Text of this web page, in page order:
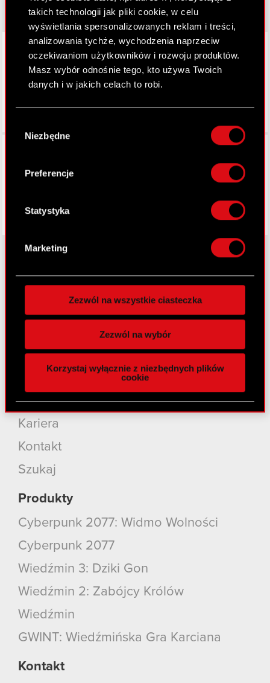
takich technologii jak pliki cookie, w celu
wyświetlania spersonalizowanych reklam i treści,
analizowania tychże, wychodzenia naprzeciw
oczekiwaniom użytkowników i rozwoju produktów.
Masz wybór odnośnie tego, kto używa Twoich
danych i w jakich celach to robi.
lokalizacji geograficznej z dokładnością nawet
Identyfikować Twoje urządzenie, aktywnie
analizując charakteryzującego je zbiory
palca)
osobiste dane są przetwarzane oraz ustaw własne
preferencje w
. W Deklaracji
zgodę w dowolnej chwili.
Wykorzystujemy pliki cookie do
funkcje społecznościowe i analizować ruch w
naszej witrynie. Informacje o tym, jak korzystasz
z naszej witryny, udostępniamy partnerom
Partnerzy mogą połączyć te informacje z innymi
danymi otrzymanymi od Ciebie lub uzyskanymi
podczas korzystania z ich usług. Kontynuując
korzystanie z naszej witryny, zgadasz się na
zgody
Niezbędne
Preferencje
Statystyka
Marketing
Zezwól na wszystkie ciasteczka
Zezwól na wybór
Korzystaj wyłącznie z niezbędnych plików
cookie
LinkedIn
O CD PROJEKT
Inwestorzy
Zrównoważony rozwój
Media
Kariera
Kontakt
Szukaj
Produkty
Cyberpunk 2077: Widmo Wolności
Cyberpunk 2077
Wiedźmin 3: Dziki Gon
Wiedźmin 2: Zabójcy Królów
Wiedźmin
GWINT: Wiedźmińska Gra Karciana
Kontakt